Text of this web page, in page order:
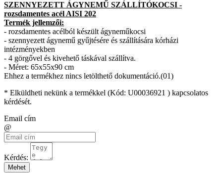
SZENNYEZETT ÁGYNEMŰ SZÁLLÍTÓKOCSI -
rozsdamentes acél AISI 202
Termék jellemzői:
- rozsdamentes acélból készült ágyneműkocsi
- szennyezett ágynemű gyűjtésére és szállítására kórházi
intézményekben
- 4 görgővel és kivehető táskával szállítva.
- Méret: 65x55x90 cm
Ehhez a termékhez nincs letölthető dokumentáció.(01)
* Elküldheti nekünk a termékkel (Kód: U00036921 ) kapcsolatos
kérdését.
Email cím
@
Kérdés:
Mehet